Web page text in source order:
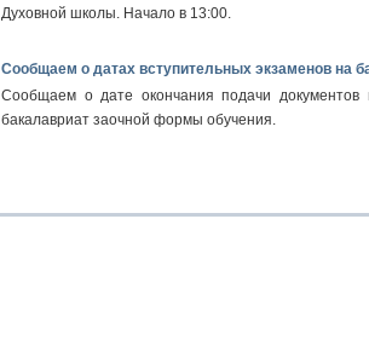
Духовной школы. Начало в 13:00.
Сообщаем о датах вступительных экзаменов на
Сообщаем о дате окончания подачи документов
бакалавриат заочной формы обучения.